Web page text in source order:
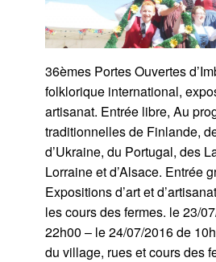
36èmes Portes Ouvertes
folklorique international,
artisanat. Entrée libre, Au
traditionnelles de Finlande,
d’Ukraine, du Portugal, des
Lorraine et d’Alsace. Entrée
Expositions d’art et
les cours des fermes. le 23/
22h00 – le 24/07/2016 de
du village, rues et cours des